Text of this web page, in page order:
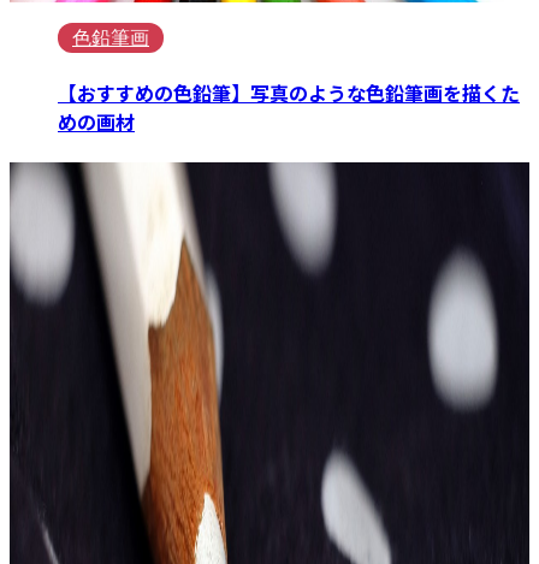
色鉛筆画
【おすすめの色鉛筆】写真のような色鉛筆画を描くた
めの画材